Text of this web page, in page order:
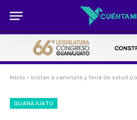
Inicio » Invitan a caminata y feria de salud por el Día
GUANAJUATO